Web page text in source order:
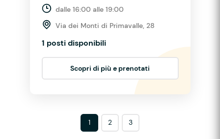
dalle 16:00 alle 19:00
Via dei Monti di Primavalle, 28
1 posti disponibili
Scopri di più e prenotati
1 2 3